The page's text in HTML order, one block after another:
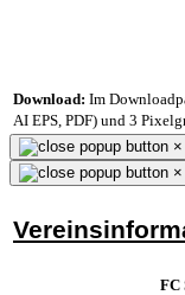
Download: Im
AI EPS, PDF) und 3
×
×
FC